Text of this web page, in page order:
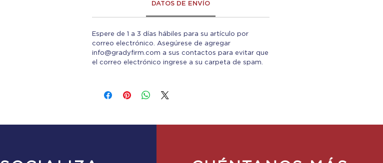
DATOS DE ENVÍO
Espere de 1 a 3 días hábiles para su artículo por
correo electrónico. Asegúrese de agregar
info@gradyfirm.com a sus contactos para evitar que
el correo electrónico ingrese a su carpeta de spam.